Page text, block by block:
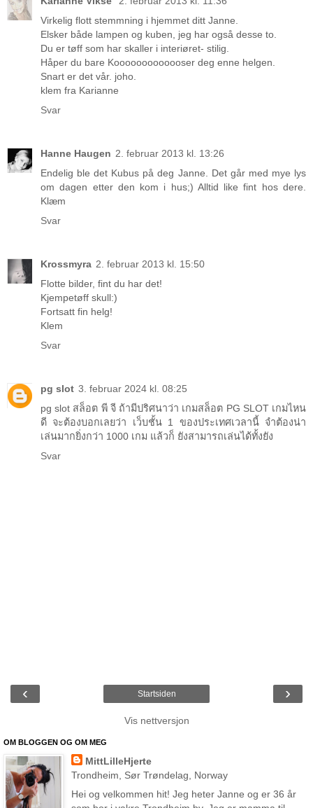
Virkelig flott stemmning i hjemmet ditt Janne.
Elsker både lampen og kuben, jeg har også desse to.
Du er tøff som har skaller i interiøret- stilig.
Håper du bare Kooooooooooooser deg enne helgen.
Snart er det vår. joho.
klem fra Karianne
Svar
Hanne Haugen 2. februar 2013 kl. 13:26
Endelig ble det Kubus på deg Janne. Det går med mye lys
om dagen etter den kom i hus;) Alltid like fint hos dere.
Klæm
Svar
Krossmyra 2. februar 2013 kl. 15:50
Flotte bilder, fint du har det!
Kjempetøff skull:)
Fortsatt fin helg!
Klem
Svar
pg slot 3. februar 2024 kl. 08:25
pg slot สล็อต พี จี ถ้ามีปริศนาว่า เกมสล็อต PG SLOT เกมไหน
ดี จะต้องบอกเลยว่า เว็บชั้น 1 ของประเทศเวลานี้ จำต้องน่า
เล่นมากยิ่งกว่า 1000 เกม แล้วก็ ยังสามารถเล่นได้ทั้งยัง
Svar
‹ ›
Startsiden
Vis nettversjon
OM BLOGGEN OG OM MEG
MittLilleHjerte
Trondheim, Sør Trøndelag, Norway
Hei og velkommen hit! Jeg heter Janne og er 36 år